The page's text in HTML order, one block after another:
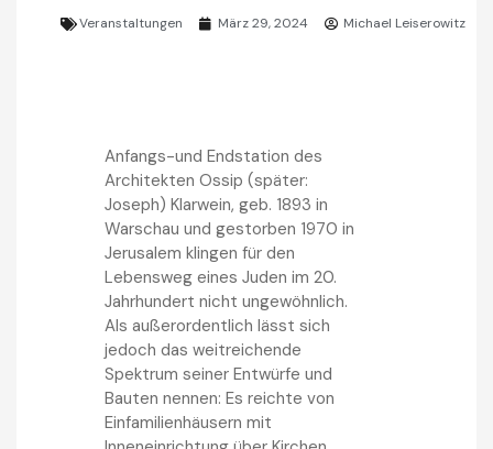
Veranstaltungen März 29, 2024 Michael Leiserowitz
Anfangs-und Endstation des
Architekten Ossip (später:
Joseph) Klarwein, geb. 1893 in
Warschau und gestorben 1970 in
Jerusalem klingen für den
Lebensweg eines Juden im 20.
Jahrhundert nicht ungewöhnlich.
Als außerordentlich lässt sich
jedoch das weitreichende
Spektrum seiner Entwürfe und
Bauten nennen: Es reichte von
Einfamilienhäusern mit